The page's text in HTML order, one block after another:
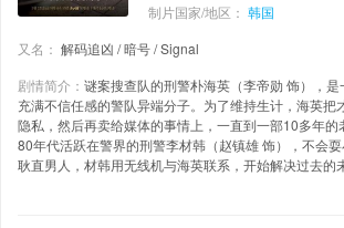
制片国家/地区： 韩国
又名： 解码追凶 / 暗号 / Signal
剧情简介： 谜案搜查队的刑警朴海英（李帝勋 饰），
充满不信任感的警队异端分子。为了维持生计，海英把
隐私，然后再卖给媒体的事情上，一直到一部10多年
80年代活跃在警界的刑警李材韩（赵镇雄 饰），不会
耿直男人，材韩用无线机与海英联系，开始解决过去的